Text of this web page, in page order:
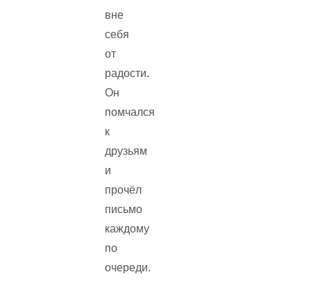
вне
себя
от
радости.
Он
помчался
к
друзьям
и
прочёл
письмо
каждому
по
очереди.